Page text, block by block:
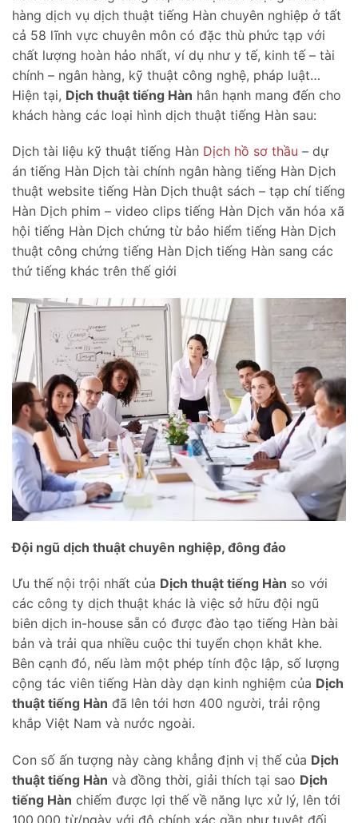
hàng dịch vụ dịch thuật tiếng Hàn chuyên nghiệp ở tất
cả 58 lĩnh vực chuyên môn có đặc thù phức tạp với
chất lượng hoàn hảo nhất, ví dụ như y tế, kinh tế – tài
chính – ngân hàng, kỹ thuật công nghệ, pháp luật…
Hiện tại, Dịch thuật tiếng Hàn hân hạnh mang đến cho
khách hàng các loại hình dịch thuật tiếng Hàn sau:
Dịch tài liệu kỹ thuật tiếng Hàn Dịch hồ sơ thầu – dự
án tiếng Hàn Dịch tài chính ngân hàng tiếng Hàn Dịch
thuật website tiếng Hàn Dịch thuật sách – tạp chí tiếng
Hàn Dịch phim – video clips tiếng Hàn Dịch văn hóa xã
hội tiếng Hàn Dịch chứng từ bảo hiểm tiếng Hàn Dịch
thuật công chứng tiếng Hàn Dịch tiếng Hàn sang các
thứ tiếng khác trên thế giới
Đội ngũ dịch thuật chuyên nghiệp, đông đảo
Ưu thế nội trội nhất của Dịch thuật tiếng Hàn so với
các công ty dịch thuật khác là việc sở hữu đội ngũ
biên dịch in-house sẵn có được đào tạo tiếng Hàn bài
bản và trải qua nhiều cuộc thi tuyển chọn khắt khe.
Bên cạnh đó, nếu làm một phép tính độc lập, số lượng
cộng tác viên tiếng Hàn dày dạn kinh nghiệm của Dịch
thuật tiếng Hàn đã lên tới hơn 400 người, trải rộng
khắp Việt Nam và nước ngoài.
Con số ấn tượng này càng khẳng định vị thế của Dịch
thuật tiếng Hàn và đồng thời, giải thích tại sao Dịch
tiếng Hàn chiếm được lợi thế về năng lực xử lý, lên tới